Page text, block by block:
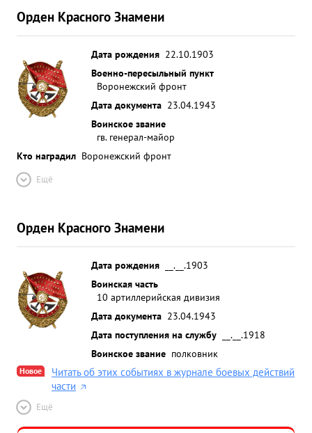
Орден Красного Знамени
Дата рождения 22.10.1903
Военно-пересыльный пункт
Воронежский фронт
Дата документа 23.04.1943
Воинское звание
гв. генерал-майор
Кто наградил Воронежский фронт
Ещё
Орден Красного Знамени
Дата рождения
__.__.1903
Воинская часть
10 артиллерийская дивизия
Дата документа 23.04.1943
Дата поступления на службу
__.__.1918
Воинское звание полковник
Новое
Читать об этих событиях в журнале боевых действий
части
Ещё